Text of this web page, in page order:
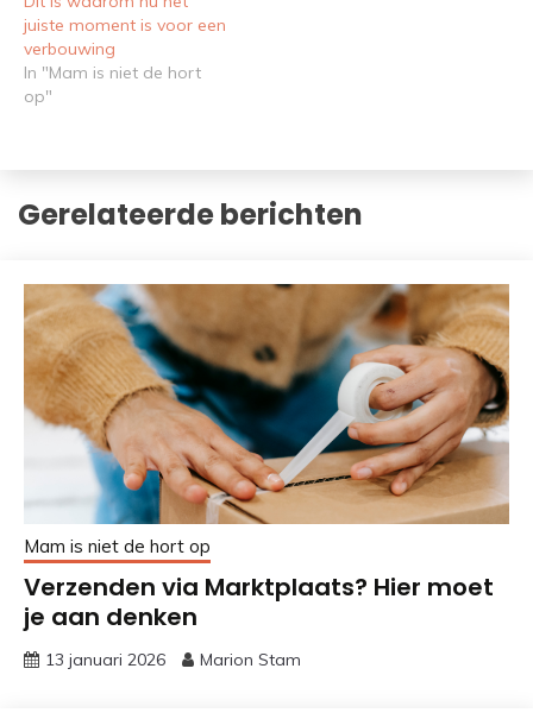
juiste moment is voor een
verbouwing
In "Mam is niet de hort
op"
Gerelateerde berichten
Mam is niet de hort op
Verzenden via Marktplaats? Hier moet
je aan denken
13 januari 2026 Marion Stam